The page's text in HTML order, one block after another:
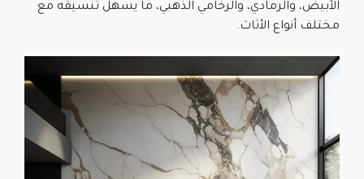
الأبيض، والرمادي، والرخامي الذهبي، ما يسهل تنسيقه مع
مختلف أنواع الأثاث.